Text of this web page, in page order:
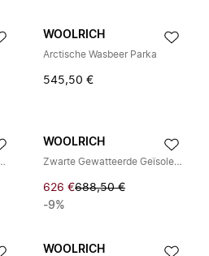
WOOLRICH
Arctische Wasbeer Parka
545,50 €
afneembare bont
WOOLRICH
Zwarte Gewatteerde Geïsoleerde Jas Met Capuchon
626 €688,50 €
-9%
WOOLRICH